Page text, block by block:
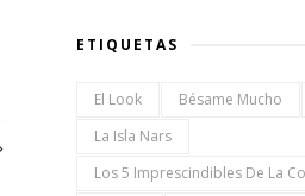
ETIQUETAS
El Look Bésame Mucho
La Isla Nars
Los 5 Imprescindibles De La